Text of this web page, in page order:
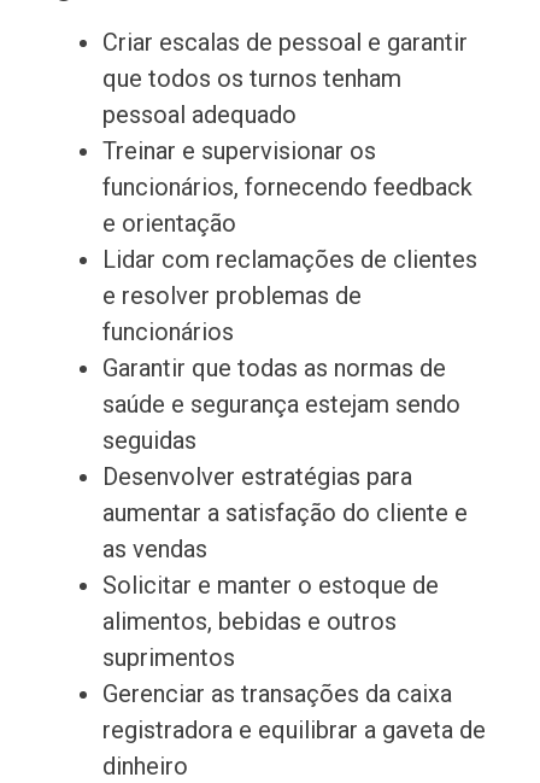
Criar escalas de pessoal e garantir
que todos os turnos tenham
pessoal adequado
Treinar e supervisionar os
funcionários, fornecendo feedback
e orientação
Lidar com reclamações de clientes
e resolver problemas de
funcionários
Garantir que todas as normas de
saúde e segurança estejam sendo
seguidas
Desenvolver estratégias para
aumentar a satisfação do cliente e
as vendas
Solicitar e manter o estoque de
alimentos, bebidas e outros
suprimentos
Gerenciar as transações da caixa
registradora e equilibrar a gaveta de
dinheiro